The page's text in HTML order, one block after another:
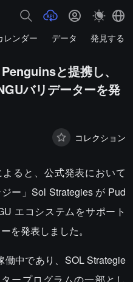
レンダー データ 発見する
と提携し、
バリデーターを発
コレクション
ると、公式発表において
ー」Sol Strategies が Pud
エコシステムをサポート
を発表しました。
中であり、SOL Strategie